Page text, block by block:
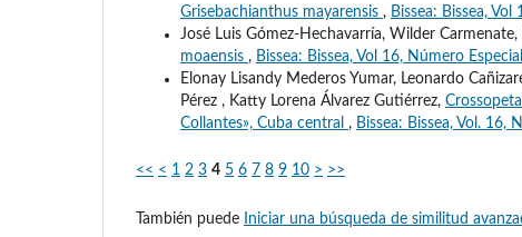
Grisebachianthus mayarensis , Bissea: Bissea,
José Luis Gómez-Hechavarría, Wilder
moaensis , Bissea: Bissea, Vol 16, Número
Elonay Lisandy Mederos Yumar, Leonardo
Pérez , Katty Lorena Álvarez Gutiérrez,
Collantes», Cuba central , Bissea: Bissea, Vol. 16,
<< < 1 2 3 4 5 6 7 8 9 10 > >>
También puede Iniciar una búsqueda de similitud